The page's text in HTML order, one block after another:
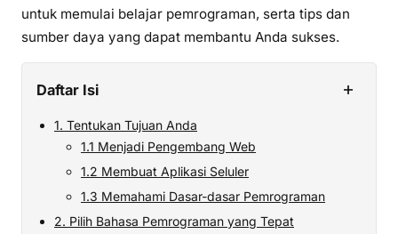
untuk memulai belajar pemrograman, serta tips dan
sumber daya yang dapat membantu Anda sukses.
Daftar Isi +
1. Tentukan Tujuan Anda
1.1 Menjadi Pengembang Web
1.2 Membuat Aplikasi Seluler
1.3 Memahami Dasar-dasar Pemrograman
2. Pilih Bahasa Pemrograman yang Tepat